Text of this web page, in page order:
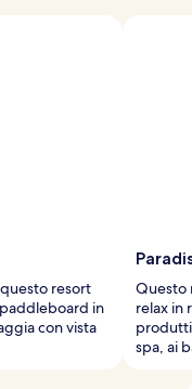
resort
in
con vista
Questo
relax in
spa, ai